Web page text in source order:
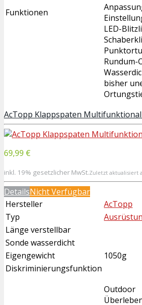
Funktionen
LED-
Rundum-
bisher
AcTopp Klappspaten Multifunktional
69,99 €
inkl. 19% gesetzlicher MwSt.Zuletzt aktualisiert
DetailsNicht Verfügbar
Hersteller
AcTopp
Typ
Länge verstellbar
Sonde wasserdicht
Eigengewicht
1050g
Diskriminierungsfunktion
Outdoor